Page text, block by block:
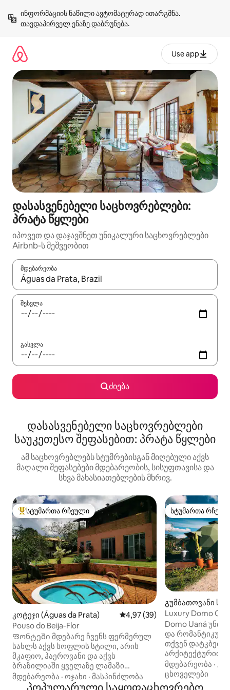
გადასვლა
თავდაპირველ ენაზე დაბრუნება.
Use app
დასასვენებელი საცხოვრებლები:
პრატა წყლები
იპოვეთ და დაჯავშნეთ უნიკალური საცხოვრებლები
Airbnb-ს მეშვეობით
მდებარეობა
როცა შედეგები ხელმისაწვდომი გახდება, ნავიგაციისთვის
შესვლა
გასვლა
ძიება
დასასვენებელი საცხოვრებლები
საუკეთესო შეფასებით: პრატა წყლები
ამ საცხოვრებლებს სტუმრებისგან მიღებული აქვს
მაღალი შეფასებები მდებარეობის, სისუფთავისა და
სხვა მახასიათებლების მხრივ.
სტუმართა რჩეული მოწინავე ვარიანტი
სტუმართა რჩეული
კოტეჯი (Águas da Prata) საშუალო შეფასებაა 5‑დან
4,97 (39)
Pouso do Beija-Flor
Ფონტეში მდებარე ჩვენს ფერმერულ
სახლს აქვს სოფლის სტილი, არის
მკაფიო, ჰაეროვანი და აქვს
ბრაზილიაში ყველაზე ლამაზი
სამზარეულო შეშის ღუმელითა და
სამზარეულოს ყველა ნივთით! Მას
მდებარეობა · ოჯახი · მასპინძლობა
სტუმართა
სტუმართა
გუმბათოვანი
da Prata)
Luxury Domo
Domo Uaná
და
თქვენ
არქიტექტურით,
აუზითა და
რომელიც
გადაჰყურებს,
მდებარეობა ·
ცხოველები